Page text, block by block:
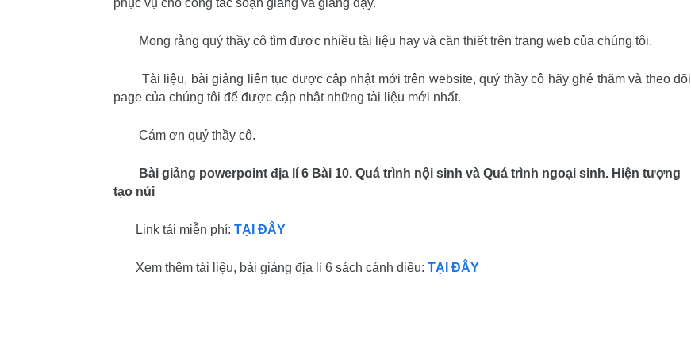
phục vụ cho công tác soạn giảng và giảng dạy.
Mong rằng quý thầy cô tìm được nhiều tài liệu hay và cần thiết trên trang web của chúng tôi.
Tài liệu, bài giảng liên tục được cập nhật mới trên website, quý thầy cô hãy ghé thăm và theo dõi
page của chúng tôi để được cập nhật những tài liệu mới nhất.
Cám ơn quý thầy cô.
Bài giảng powerpoint địa lí 6 Bài 10. Quá trình nội sinh và Quá trình ngoại sinh. Hiện tượng
tạo núi
Link tải miễn phí: TẠI ĐÂY
Xem thêm tài liệu, bài giảng địa lí 6 sách cánh diều: TẠI ĐÂY